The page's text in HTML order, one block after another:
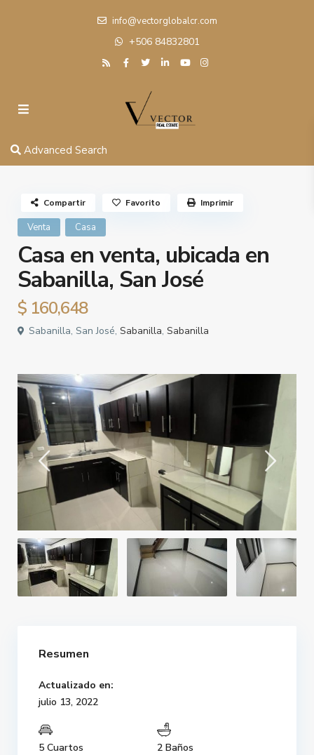
info@vectorglobalcr.com
+506 84832801
Advanced Search
Venta Casa
Casa en venta, ubicada en
Sabanilla, San José
$ 160,648
Sabanilla, San José, Sabanilla, Sabanilla
Compartir Favorito Imprimir
Resumen
Actualizado en:
julio 13, 2022
5 Cuartos 2 Baños